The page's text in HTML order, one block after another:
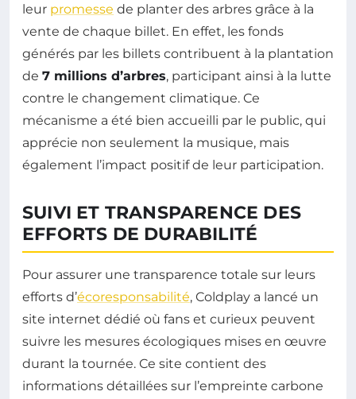
leur promesse de planter des arbres grâce à la
vente de chaque billet. En effet, les fonds
générés par les billets contribuent à la plantation
de 7 millions d’arbres, participant ainsi à la lutte
contre le changement climatique. Ce
mécanisme a été bien accueilli par le public, qui
apprécie non seulement la musique, mais
également l’impact positif de leur participation.
SUIVI ET TRANSPARENCE DES
EFFORTS DE DURABILITÉ
Pour assurer une transparence totale sur leurs
efforts d’écoresponsabilité, Coldplay a lancé un
site internet dédié où fans et curieux peuvent
suivre les mesures écologiques mises en œuvre
durant la tournée. Ce site contient des
informations détaillées sur l’empreinte carbone